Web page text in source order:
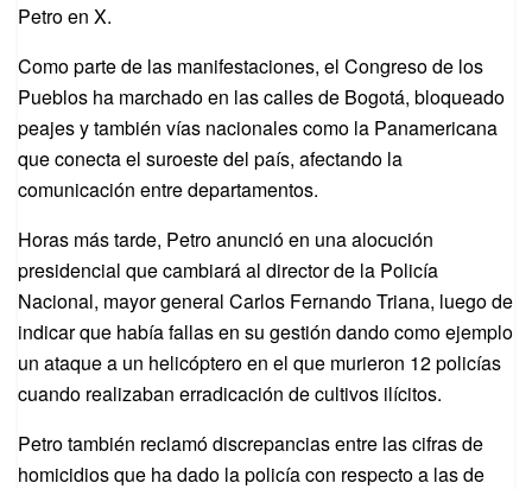
Petro en X.
Como parte de las manifestaciones, el Congreso de los
Pueblos ha marchado en las calles de Bogotá, bloqueado
peajes y también vías nacionales como la Panamericana
que conecta el suroeste del país, afectando la
comunicación entre departamentos.
Horas más tarde, Petro anunció en una alocución
presidencial que cambiará al director de la Policía
Nacional, mayor general Carlos Fernando Triana, luego de
indicar que había fallas en su gestión dando como ejemplo
un ataque a un helicóptero en el que murieron 12 policías
cuando realizaban erradicación de cultivos ilícitos.
Petro también reclamó discrepancias entre las cifras de
homicidios que ha dado la policía con respecto a las de